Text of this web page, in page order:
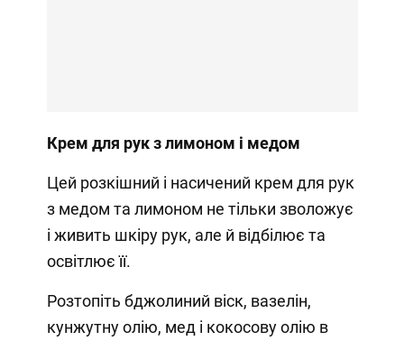
Крем для рук з лимоном і медом
Цей розкішний і насичений крем для рук
з медом та лимоном не тільки зволожує
і живить шкіру рук, але й відбілює та
освітлює її.
Розтопіть бджолиний віск, вазелін,
кунжутну олію, мед і кокосову олію в